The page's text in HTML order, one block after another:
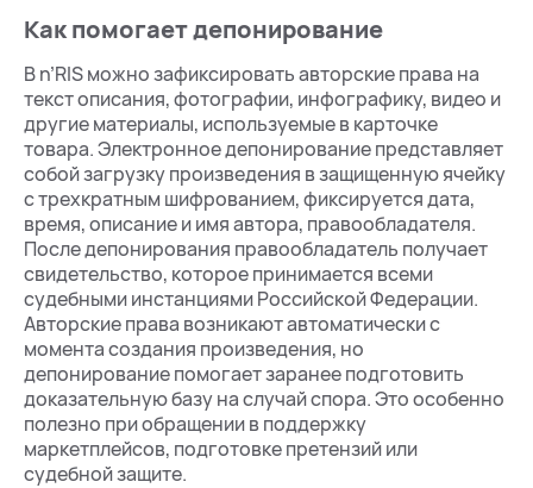
Как помогает депонирование
В n’RIS можно зафиксировать авторские права на
текст описания, фотографии, инфографику, видео и
другие материалы, используемые в карточке
товара. Электронное депонирование представляет
собой загрузку произведения в защищенную ячейку
с трехкратным шифрованием, фиксируется дата,
время, описание и имя автора, правообладателя.
После депонирования правообладатель получает
свидетельство, которое принимается всеми
судебными инстанциями Российской Федерации.
Авторские права возникают автоматически с
момента создания произведения, но
депонирование помогает заранее подготовить
доказательную базу на случай спора. Это особенно
полезно при обращении в поддержку
маркетплейсов, подготовке претензий или
судебной защите.